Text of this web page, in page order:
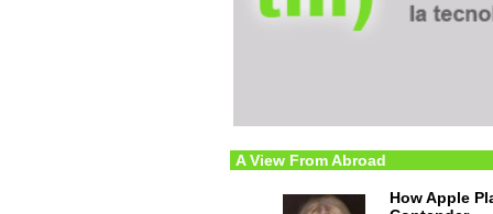
A View From Abroad
How Apple